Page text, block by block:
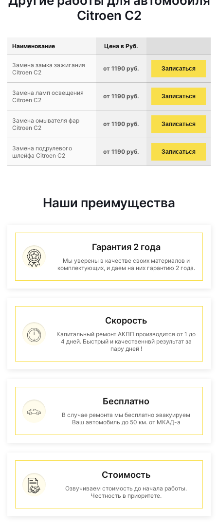
Citroen C2
Наименование Цена в Руб.
Замена замка зажигания
Citroen C2
от 1190 руб. Записаться
Замена ламп освещения
Citroen C2
от 1190 руб. Записаться
Замена омывателя фар
Citroen C2
от 1190 руб. Записаться
Замена подрулевого
шлейфа Citroen C2
от 1190 руб. Записаться
Наши преимущества
Гарантия 2 года
Мы уверены в качестве своих материалов и
комплектующих, и даем на них гарантию 2 года.
Скорость
Капитальный ремонт АКПП производится от 1 до
4 дней. Быстрый и качественнвй результат за
пару дней !
Бесплатно
В случае ремонта мы бесплатно эвакуируем
Ваш автомобиль до 50 км. от МКАД-а
Стоимость
Озвучиваем стоимость до начала работы.
Честность в приоритете.